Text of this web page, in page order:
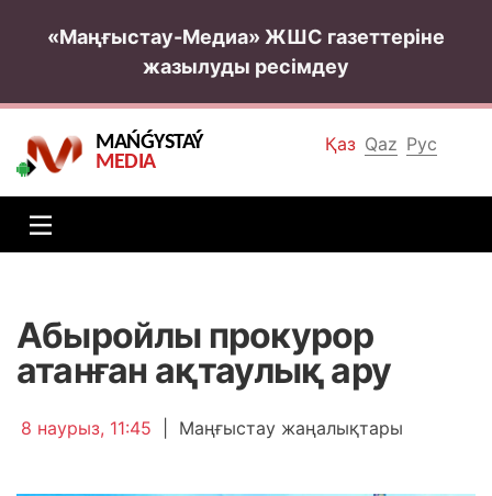
«Маңғыстау-Медиа» ЖШС газеттеріне
жазылуды ресімдеу
Қаз Qaz Рус
MAŃǴYSTAÝ
MEDIA
Абыройлы прокурор
атанған ақтаулық ару
8 наурыз, 11:45 Маңғыстау жаңалықтары